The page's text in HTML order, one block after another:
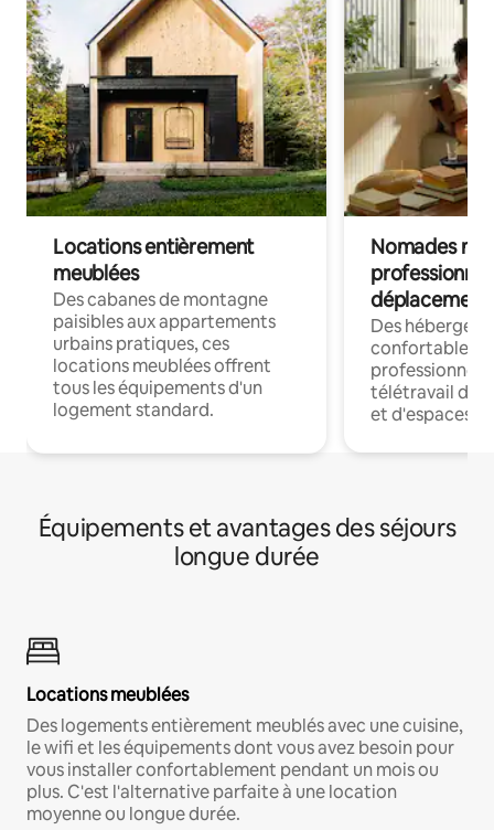
Locations entièrement
meublées
Des cabanes de montagne
paisibles aux appartements
urbains pratiques, ces
locations meublées offrent
tous les équipements d'un
logement standard.
Nomades
déplacement
Des
confortables
professionnels
télétravail
et d'espaces
Équipements et avantages des séjours
longue durée
Locations meublées
Des logements entièrement meublés avec une cuisine,
le wifi et les équipements dont vous avez besoin pour
vous installer confortablement pendant un mois ou
plus. C'est l'alternative parfaite à une location
moyenne ou longue durée.